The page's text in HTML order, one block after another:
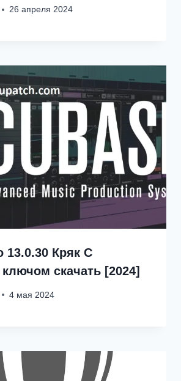
26 апреля 2024
13.0.30 Кряк С
скачать [2024]
4 мая 2024